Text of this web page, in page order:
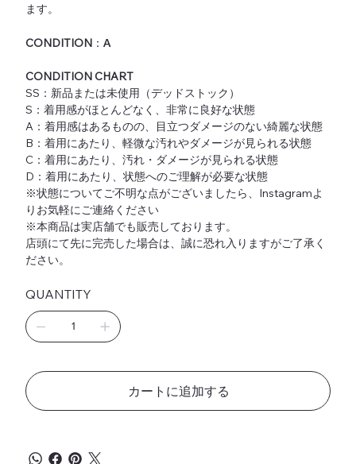
ます。
CONDITION ：A
CONDITION CHART
SS：新品または未使用（デッドストック）
S：着用感がほとんどなく、非常に良好な状態
A：着用感はあるものの、目立つダメージのない綺麗な状態
B：着用にあたり、軽微な汚れやダメージが見られる状態
C：着用にあたり、汚れ・ダメージが見られる状態
D：着用にあたり、状態へのご理解が必要な状態
※状態についてご不明な点がございましたら、Instagramよ
りお気軽にご連絡ください
※本商品は実店舗でも販売しております。
店頭にて先に完売した場合は、誠に恐れ入りますがご了承く
ださい。
QUANTITY
カートに追加する